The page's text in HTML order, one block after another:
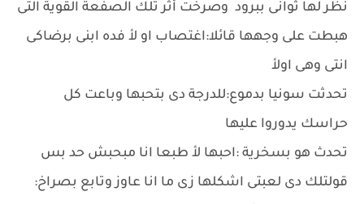
نظر لها ثوانى ببرود وصرخت أثر تلك الصفعة القوية التى
هبطت على وجهها قائلا:اغتصاب او لأ فده ابنى برضاكى
انتى وهى اولأ
تحدثت سونيا بدموع:للدرجة دى بتحبها وباعت كل
حراسك يدوروا عليها
تحدث هو بسخرية :احبها لأ طبعا انا مبحبش حد بس
قولتلك دى لعبتى اشكلها زى ما انا عاوز وتابع بصراخ: